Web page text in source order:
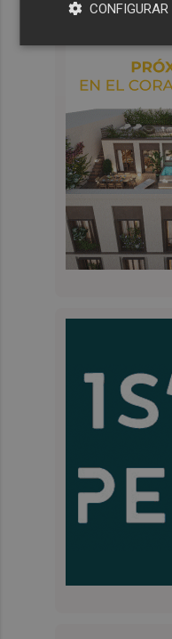
CONFIGURAR